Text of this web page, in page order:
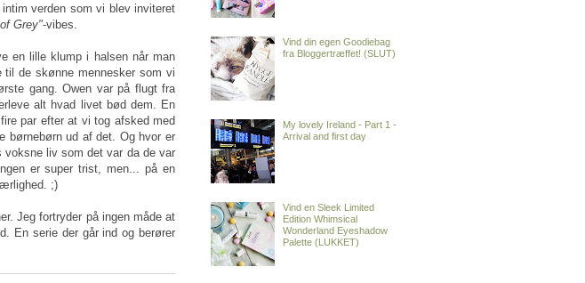
verden som vi blev inviteret
Grey"-vibes.
en lille klump i halsen når man
de skønne mennesker som vi
gang. Owen var på flugt fra
alt hvad livet bød dem. En
par efter at vi tog afsked med
børnebørn ud af det. Og hvor er
liv som det var da de var
er super trist, men... på en
;)
Jeg fortryder på ingen måde at
En serie der går ind og berører
Vind din egen Goodiebag
fra Bloggertræffet! (SLUT)
My lovely Ireland - Part 1 -
Arrival and first day
Vind en Sleek Limited
Edition Whimsical
Wonderland Eyeshadow
Palette (LUKKET)